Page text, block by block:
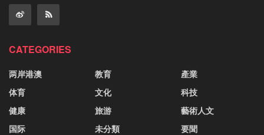
CATEGORIES
两岸港澳
体育
健康
国际
教育
文化
旅游
未分類
產業
科技
藝術人文
要聞